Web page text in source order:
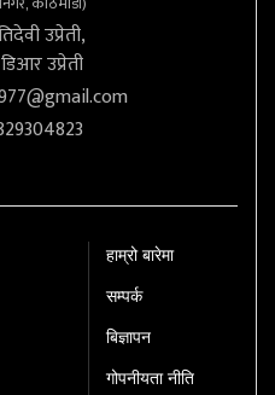
उप्रेती,
उप्रेती
हाम्रो बारेमा
सम्पर्क
बिज्ञापन
गोपनीयता नीति